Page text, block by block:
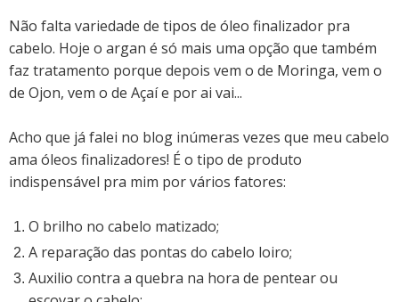
Não falta variedade de tipos de óleo finalizador pra
cabelo. Hoje o argan é só mais uma opção que também
faz tratamento porque depois vem o de Moringa, vem o
de Ojon, vem o de Açaí e por ai vai...
Acho que já falei no blog inúmeras vezes que meu cabelo
ama óleos finalizadores! É o tipo de produto
indispensável pra mim por vários fatores:
O brilho no cabelo matizado;
A reparação das pontas do cabelo loiro;
Auxilio contra a quebra na hora de pentear ou